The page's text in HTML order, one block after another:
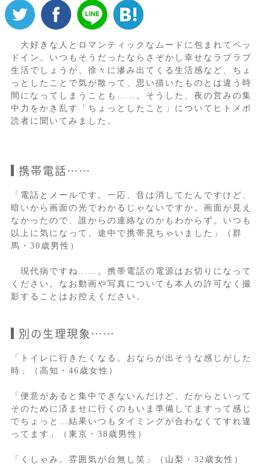
大好きな人とロマンティックなムードに包まれてベッ
ドイン。いつもそうだったならさぞかし幸せなラブラブ
生活でしょうが、徐々に滲み出てくる生活感など、ちょ
っとしたことで気が散って、思い描いたものとは違う時
間になってしまうことも……。そうした、夜の営みの集
中力をかき乱す「ちょっとしたこと」についてヒトメボ
読者に聞いてみました。
携帯電話……
「電話とメールです。一応、音は消してたんですけど、
暗いから画面の光でわかるじゃないですか。画面が見え
なかったので、誰からの連絡なのかもわからず。いつも
以上に気になって、途中で携帯見ちゃいました」（群
馬・30歳男性）
現代病ですね……。携帯電話の電源はお切りになって
ください。なお動画や写真についても本人の許可なく撮
影することはお控えください。
別の生理現象……
「トイレに行きたくなる。おならが出そうな感じがした
時」（高知・46歳女性）
「便意があると集中できないんだけど、だからといって
そのために済ませに行くのもいま準備してますって感じ
でちょっと…結果いつもタイミングが合わなくてすれ違
ってます」（東京・38歳男性）
「くしゃみ。雰囲気が台無し笑」（山梨・32歳女性）